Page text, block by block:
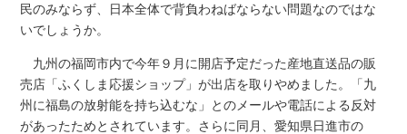
民のみならず、日本全体で背負わねばならない問題なのではな
いでしょうか。
九州の福岡市内で今年９月に開店予定だった産地直送品の販
売店「ふくしま応援ショップ」が出店を取りやめました。「九
州に福島の放射能を持ち込むな」とのメールや電話による反対
があったためとされています。さらに同月、愛知県日進市の